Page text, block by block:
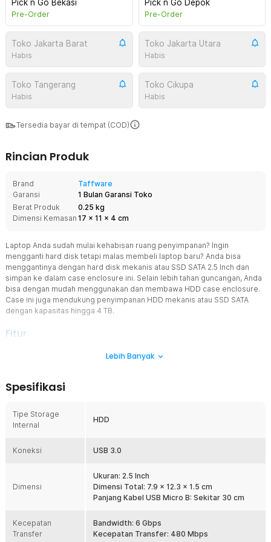
Pick n Go Bekasi
Pre-Order
Pick n Go Depok
Pre-Order
Toko Jakarta Barat
Habis
Toko Jakarta Utara
Habis
Toko Tangerang
Habis
Toko Cikupa
Habis
Tersedia bayar di tempat (COD)
Rincian Produk
Brand
Taffware
Garansi
1 Bulan Garansi Toko
Berat Produk
0.25 kg
Dimensi Kemasan 17 x 11 x 4 cm
Laptop Anda sudah mulai kehabisan ruang penyimpanan? Ingin
mengganti hard disk tetapi malas membeli laptop baru? Anda bisa
menggantinya dengan hard disk mekanis atau SSD SATA 2.5 Inch dan
simpan ke dalam case enclosure ini. Selain lebih tahan guncangan, Anda
bisa dengan mudah menggunakan dan membawa HDD case enclosure.
Case ini juga mendukung penyimpanan HDD mekanis atau SSD SATA
dengan kapasitas hingga 4 TB.
Fitur
Aman dan Mudah Dibawa
digunakan membuat case menjadi tahan guncangan sehingga dapat
Kapasitas Lebih Besar
HDD case enclosure ini mampu menampung kapasitas
sangat besar untuk menyimpan berbagai file Anda. Tidak ada lagi
Transfer Data Lebih Cepat
Berkat kehadiran port USB 3.0, Anda bisa melakukan pengiriman
data melalui kabel USB. Port USB 3.0 juga mampu mendukung
pengirimannya bisa mencapai 6 Gbps, lebih cepat ketimbang USB
2.0.
Lebih Banyak
Spesifikasi
Tipe Storage
Internal
HDD
Koneksi USB 3.0
Dimensi
Ukuran: 2.5 Inch
Dimensi Total: 7.9 x 12.3 x 1.5 cm
Panjang Kabel USB Micro B: Sekitar 30 cm
Kecepatan
Transfer
Bandwidth: 6 Gbps
Kecepatan Transfer: 480 Mbps